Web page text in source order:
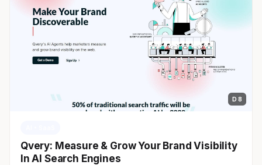
D 8
Qvery: Measure & Grow Your Brand Visibility
In AI Search Engines